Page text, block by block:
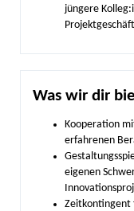
jüngere
Was wir dir
Kooperation
erfahrenen
eigenen
Zeitkontingent